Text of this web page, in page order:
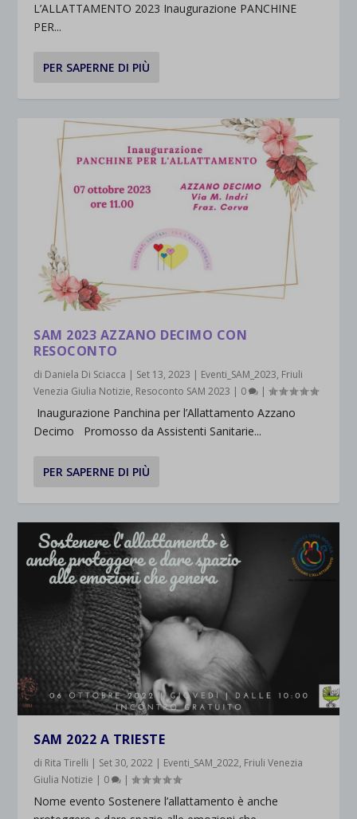
L’ALLATTAMENTO 2023 Inaugurazione PANCHINE
PER...
PER SAPERNE DI PIÙ
SAM 2023 AZZANO DECIMO CON
RESOCONTO
di Daniela Di Sciacca | Set 13, 2023 | Eventi_SAM_2023, Friuli
Venezia Giulia Notizie, Resoconto SAM 2023 | 0 |
Inaugurazione Panchina per l’Allattamento Azzano
Decimo Promosso da Assistenti Sanitarie...
PER SAPERNE DI PIÙ
SAM 2022 A TRIESTE
di Rita Tirelli | Set 30, 2022 | Eventi_SAM_2022, Friuli Venezia
Giulia Notizie | 0 |
Nome evento Sostenere l’allattamento è anche